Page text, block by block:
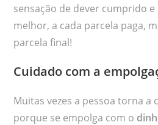
sensação de dever cumprido
melhor, a cada parcela paga,
parcela final!
Cuidado com a
Muitas vezes a pessoa torna a
porque se empolga com o